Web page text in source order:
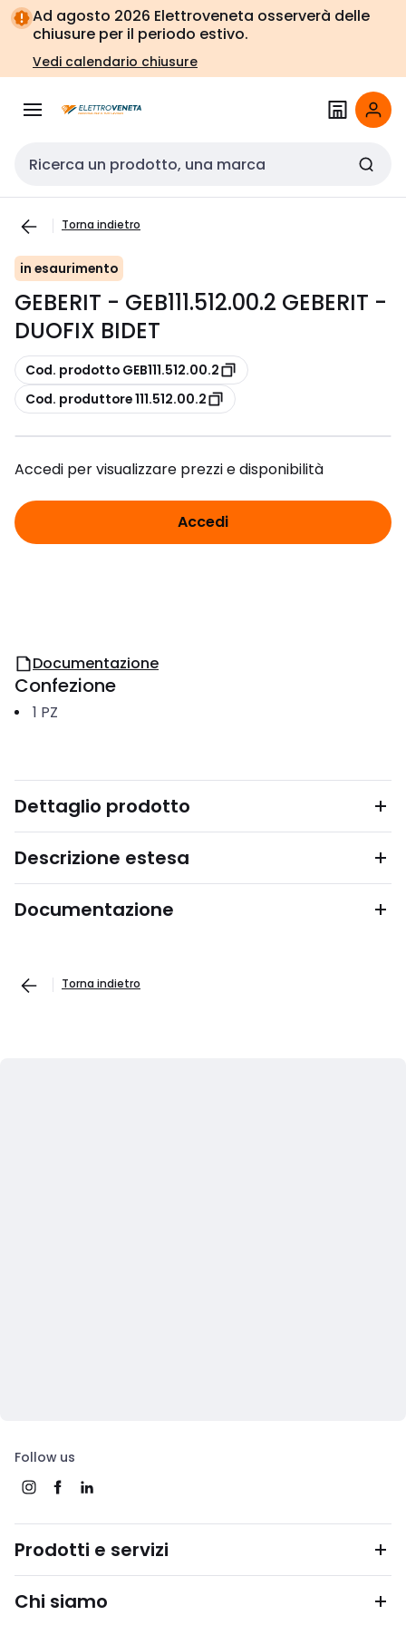
Vai alla
navigazione
Vai
alla
pagina
Ad agosto 2026 Elettroveneta osserverà delle
chiusure per il periodo estivo.
Vedi calendario chiusure
Cerca input
Torna indietro
in esaurimento
GEBERIT - GEB111.512.00.2 GEBERIT -
DUOFIX BIDET
copia
Cod. prodotto GEB111.512.00.2
copia
Cod. produttore 111.512.00.2
Accedi per visualizzare prezzi e disponibilità
Accedi
Documentazione
Confezione
1 PZ
Dettaglio prodotto
Descrizione estesa
Documentazione
Torna indietro
Follow us
Prodotti e servizi
Chi siamo